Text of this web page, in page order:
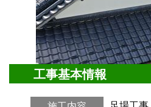
工事基本情報